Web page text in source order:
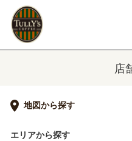
店
地図から探す
エリアから探す